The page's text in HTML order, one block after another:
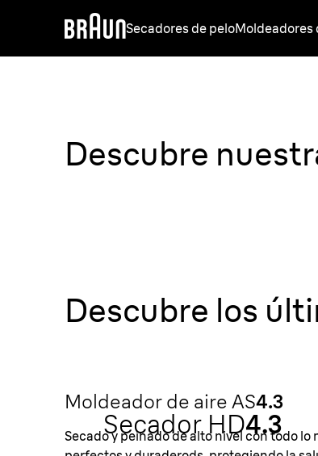
Secadores de peloMoldeadores
Descubre
Descubre los
Secador HD4.3
Moldeador de aire AS4.3
Secado y peinado de alto nivel con todo